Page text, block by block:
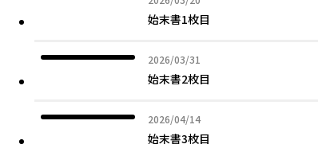
始末書1枚目
2026/03/31
2026年03月31日
始末書2枚目
2026/04/14
2026年04月14日
始末書3枚目